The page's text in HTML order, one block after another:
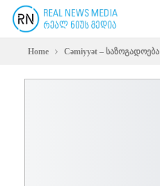
Home Cəmiyyət – საზოგადოება